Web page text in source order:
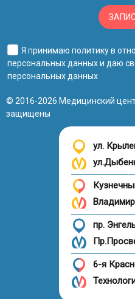
Я принимаю политику в
персональных данныхи даю
персональных данных
© 2016-2026 Медицинский
защищены
ул.
пр.
6-я